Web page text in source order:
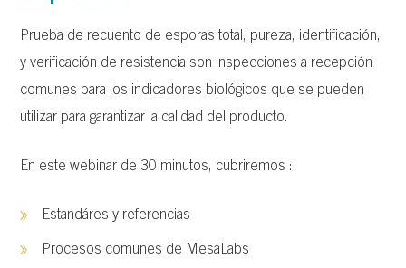
Prueba de recuento de esporas total, pureza, identificación,
y verificación de resistencia son inspecciones a recepción
comunes para los indicadores biológicos que se pueden
utilizar para garantizar la calidad del producto.
En este webinar de 30 minutos, cubriremos :
Estandáres y referencias
Procesos comunes de MesaLabs